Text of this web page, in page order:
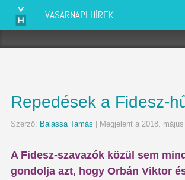
VASÁRNAPI HÍREK
Repedések a Fidesz-
Szerző: Balassa Tamás | Megjelent a 2018.
A Fidesz-szavazók közül sem
gondolja azt, hogy Orbán Viktor